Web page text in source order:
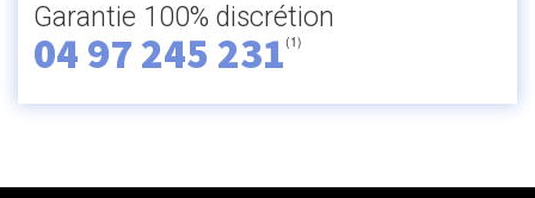
Garantie 100% discrétion
04 97 245 231(1)